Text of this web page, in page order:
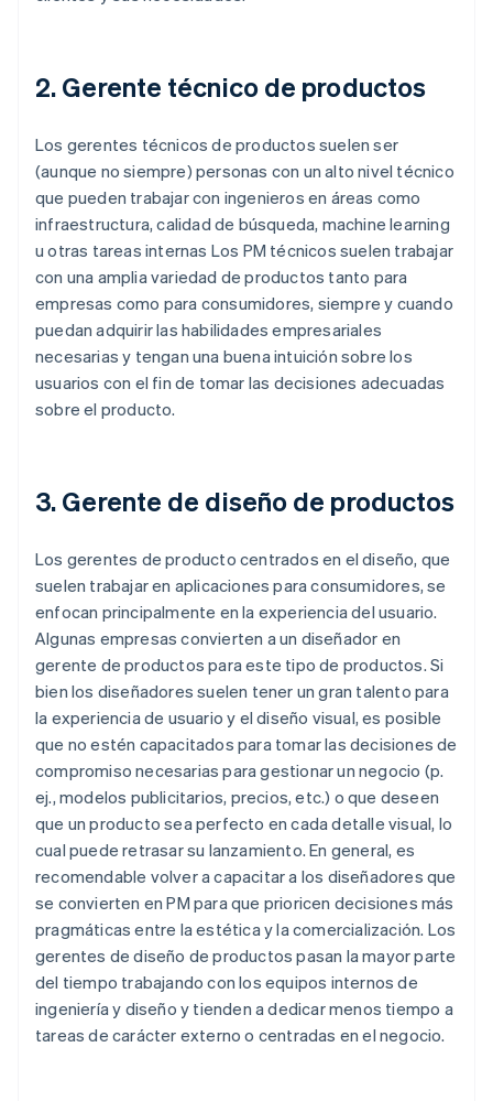
2. Gerente técnico de productos
Los gerentes técnicos de productos suelen ser
(aunque no siempre) personas con un alto nivel técnico
que pueden trabajar con ingenieros en áreas como
infraestructura, calidad de búsqueda, machine learning
u otras tareas internas Los PM técnicos suelen trabajar
con una amplia variedad de productos tanto para
empresas como para consumidores, siempre y cuando
puedan adquirir las habilidades empresariales
necesarias y tengan una buena intuición sobre los
usuarios con el fin de tomar las decisiones adecuadas
sobre el producto.
3. Gerente de diseño de productos
Los gerentes de producto centrados en el diseño, que
suelen trabajar en aplicaciones para consumidores, se
enfocan principalmente en la experiencia del usuario.
Algunas empresas convierten a un diseñador en
gerente de productos para este tipo de productos. Si
bien los diseñadores suelen tener un gran talento para
la experiencia de usuario y el diseño visual, es posible
que no estén capacitados para tomar las decisiones de
compromiso necesarias para gestionar un negocio (p.
ej., modelos publicitarios, precios, etc.) o que deseen
que un producto sea perfecto en cada detalle visual, lo
cual puede retrasar su lanzamiento. En general, es
recomendable volver a capacitar a los diseñadores que
se convierten en PM para que prioricen decisiones más
pragmáticas entre la estética y la comercialización. Los
gerentes de diseño de productos pasan la mayor parte
del tiempo trabajando con los equipos internos de
ingeniería y diseño y tienden a dedicar menos tiempo a
tareas de carácter externo o centradas en el negocio.